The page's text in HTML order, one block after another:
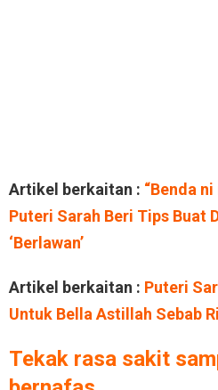
Artikel berkaitan : “Benda
Puteri Sarah Beri Tips Buat
‘Berlawan’
Artikel berkaitan : Puteri
Untuk Bella Astillah Sebab
Tekak rasa sakit